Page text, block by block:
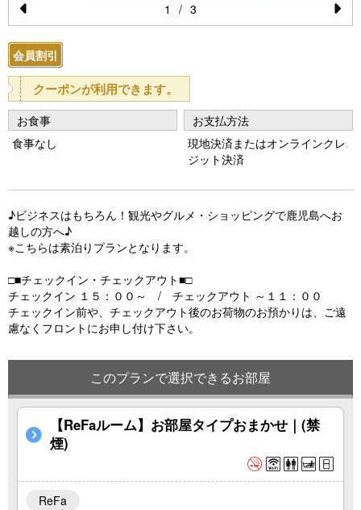
Pr
e
vi
o
u
s
N
1 / 3
会員割引
クーポンが利用できます。
お食事
食事なし
お支払方法
現地決済またはオンラインクレ
ジット決済
♪ビジネスはもちろん！観光やグルメ・ショッピングで鹿児島へお
越しの方へ♪
※こちらは素泊りプランとなります。
□■チェックイン・チェックアウト■□
チェックイン １５：００～ / チェックアウト ～１１：００
チェックイン前や、チェックアウト後のお荷物のお預かりは、ご遠
慮なくフロントにお申し付け下さい。
このプランで選択できるお部屋
【ReFaルーム】お部屋タイプおまかせ｜(禁
煙)
ReFa